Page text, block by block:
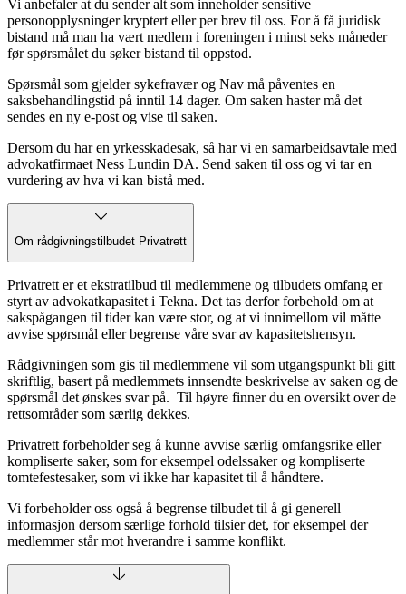
Vi anbefaler at du sender alt som inneholder sensitive
personopplysninger kryptert eller per brev til oss. For å få juridisk
bistand må man ha vært medlem i foreningen i minst seks måneder
før spørsmålet du søker bistand til oppstod.
Spørsmål som gjelder sykefravær og Nav må påventes en
saksbehandlingstid på inntil 14 dager. Om saken haster må det
sendes en ny e-post og vise til saken.
Dersom du har en yrkesskadesak, så har vi en samarbeidsavtale med
advokatfirmaet Ness Lundin DA. Send saken til oss og vi tar en
vurdering av hva vi kan bistå med.
Om rådgivningstilbudet Privatrett
Privatrett er et ekstratilbud til medlemmene og tilbudets omfang er
styrt av advokatkapasitet i Tekna. Det tas derfor forbehold om at
sakspågangen til tider kan være stor, og at vi innimellom vil måtte
avvise spørsmål eller begrense våre svar av kapasitetshensyn.
Rådgivningen som gis til medlemmene vil som utgangspunkt bli gitt
skriftlig, basert på medlemmets innsendte beskrivelse av saken og de
spørsmål det ønskes svar på. Til høyre finner du en oversikt over de
rettsområder som særlig dekkes.
Privatrett forbeholder seg å kunne avvise særlig omfangsrike eller
kompliserte saker, som for eksempel odelssaker og kompliserte
tomtefestesaker, som vi ikke har kapasitet til å håndtere.
Vi forbeholder oss også å begrense tilbudet til å gi generell
informasjon dersom særlige forhold tilsier det, for eksempel der
medlemmer står mot hverandre i samme konflikt.